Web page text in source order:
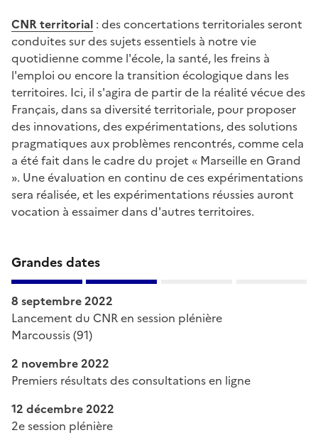
CNR territorial : des concertations territoriales seront
conduites sur des sujets essentiels à notre vie
quotidienne comme l'école, la santé, les freins à
l'emploi ou encore la transition écologique dans les
territoires. Ici, il s'agira de partir de la réalité vécue des
Français, dans sa diversité territoriale, pour proposer
des innovations, des expérimentations, des solutions
pragmatiques aux problèmes rencontrés, comme cela
a été fait dans le cadre du projet « Marseille en Grand
». Une évaluation en continu de ces expérimentations
sera réalisée, et les expérimentations réussies auront
vocation à essaimer dans d'autres territoires.
Grandes dates
8 septembre 2022
Lancement du CNR en session plénière
Marcoussis (91)
2 novembre 2022
Premiers résultats des consultations en ligne
12 décembre 2022
2e session plénière